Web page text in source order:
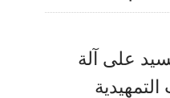
على آلة
التمهيدية